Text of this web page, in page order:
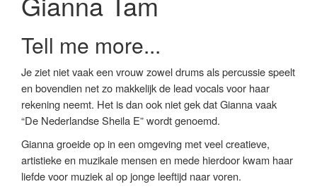
Tell me more...
Je ziet niet vaak een vrouw zowel drums als percussie speelt
en bovendien net zo makkelijk de lead vocals voor haar
rekening neemt. Het is dan ook niet gek dat Gianna vaak
“De Nederlandse Sheila E” wordt genoemd.
Gianna groeide op in een omgeving met veel creatieve,
artistieke en muzikale mensen en mede hierdoor kwam haar
liefde voor muziek al op jonge leeftijd naar voren.